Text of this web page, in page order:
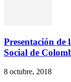
Presentación
Social de
8 octubre, 2018